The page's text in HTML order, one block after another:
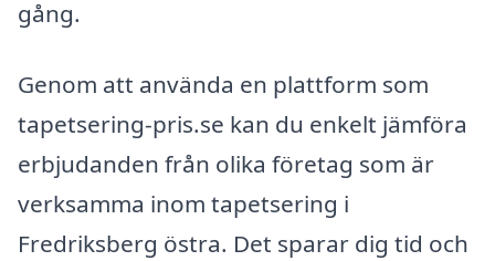
gång.
Genom att använda en plattform som
tapetsering-pris.se kan du enkelt jämföra
erbjudanden från olika företag som är
verksamma inom tapetsering i
Fredriksberg östra. Det sparar dig tid och